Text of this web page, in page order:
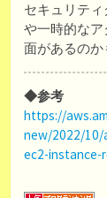
セキュリテ
や一時的な
面があるのか
◆参考
https://
new/2022/
ec2-instance-